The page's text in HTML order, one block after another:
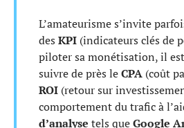
L’amateurisme s’invite
des KPI (indicateurs clés de
piloter sa monétisation, il
suivre de près leCPA (coût
ROI (retour sur
comportement du trafic à
d’analyse tels queGoogle